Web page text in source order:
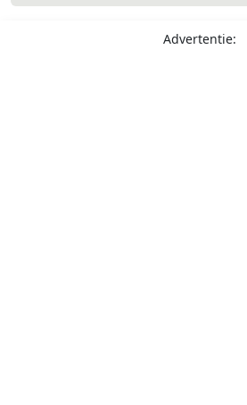
Advertentie: